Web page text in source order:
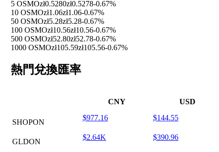
5 OSMOzł0.5280zł0.5278-0.67%
10 OSMOzł1.06zł1.06-0.67%
50 OSMOzł5.28zł5.28-0.67%
100 OSMOzł10.56zł10.56-0.67%
500 OSMOzł52.80zł52.78-0.67%
1000 OSMOzł105.59zł105.56-0.67%
熱門兌換匯率
CNY USD
SHOPON
$977.16 $144.55
GLDON
$2.64K $390.96